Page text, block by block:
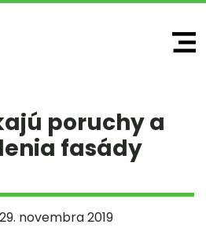
poruchy a
fasády
29. novembra2019